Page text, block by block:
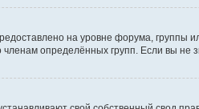
на уровне форума, группы
определённых групп. Если вы